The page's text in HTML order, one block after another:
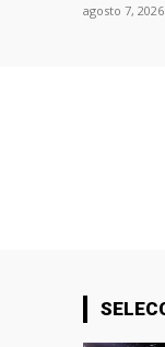
agosto 7, 2026